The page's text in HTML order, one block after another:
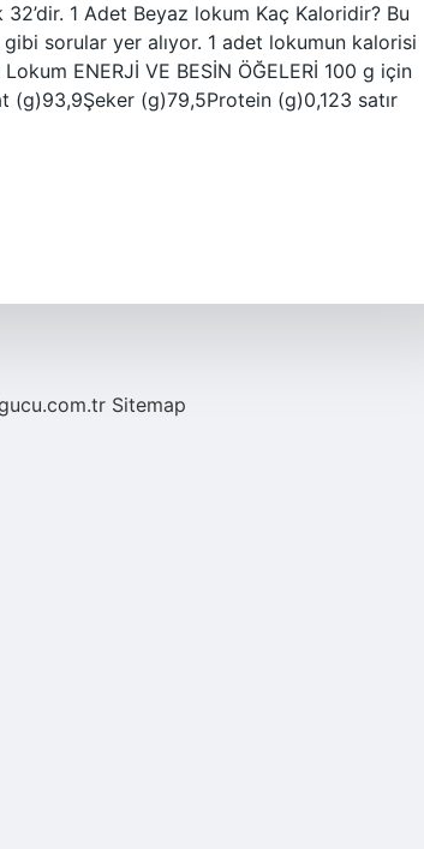
1 Adet Beyaz lokum Kaç Kaloridir? Bu
sorular yer alıyor. 1 adet lokumun kalorisi
ENERJİ VE BESİN ÖĞELERİ 100 g için
(g)93,9Şeker (g)79,5Protein (g)0,123 satır
Sitemap